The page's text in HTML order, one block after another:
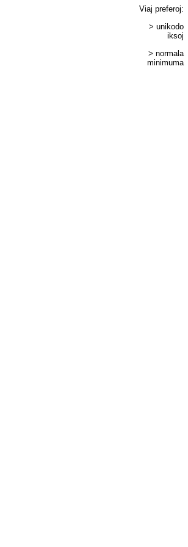
Viaj preferoj:
> unikodo
iksoj
> normala
minimuma